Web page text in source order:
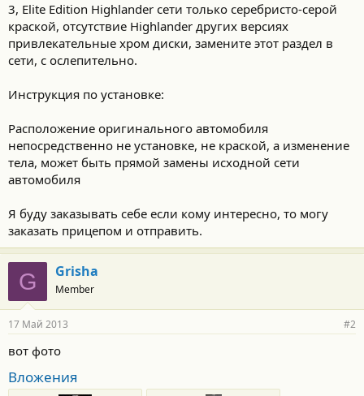
3, Elite Edition Highlander сети только серебристо-серой
краской, отсутствие Highlander других версиях
привлекательные хром диски, замените этот раздел в
сети, с ослепительно.
Инструкция по установке:
Расположение оригинального автомобиля
непосредственно не установке, не краской, а изменение
тела, может быть прямой замены исходной сети
автомобиля
Я буду заказывать себе если кому интересно, то могу
заказать прицепом и отправить.
G Grisha
Member
17 Май 2013 #2
вот фото
Вложения